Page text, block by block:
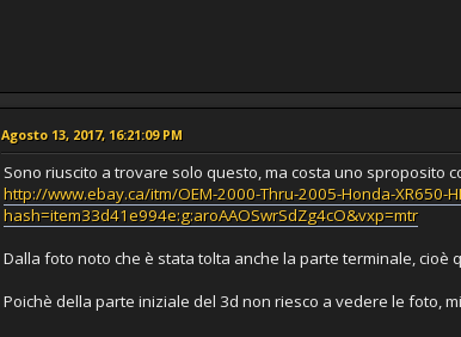
Agosto 13, 2017, 16:21:09 PM
Sono riuscito a trovare solo questo, ma costa uno sproposito
http://www.ebay.ca/itm/OEM-2000-Thru-2005-Honda-XR650-
hash=item33d41e994e:g:aroAAOSwrSdZg4cO&vxp=mtr
Dalla foto noto che è stata tolta anche la parte terminale,
Poichè della parte iniziale del 3d non riesco a vedere le foto,